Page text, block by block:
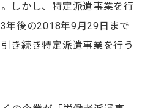
しかし、特定派遣事業を行
年後の2018年9月29日まで
き続き特定派遣事業を行う